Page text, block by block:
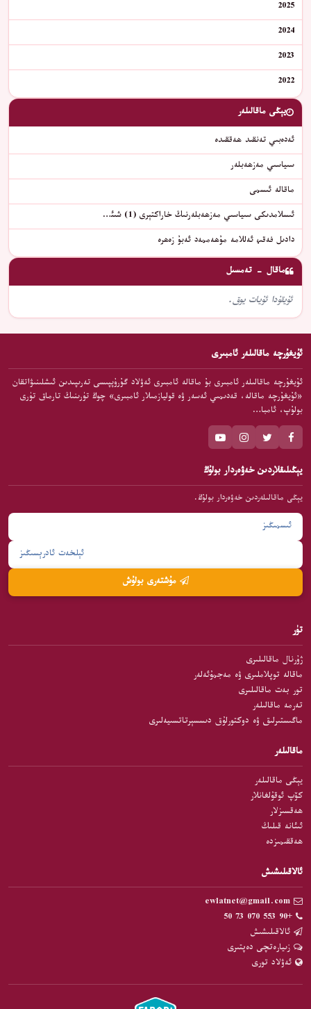
2025
2024
2023
2022
يېڭى ماقالىلەر
ئەدەبىي تەنقىد ھەققىدە
سىياسىي مەزھەبلەر
ماقالە ئىسمى
ئىسلامدىكى سىياسىي مەزھەبلەرنىڭ خاراكتېرى (1) شىئ…
دادىل فەقىھ ئەللامە مۇھەممەد ئەبۇ زەھرە
ماقال - تەمسىل
ئۇيقۇدا ئۇيات يوق.
ئۇيغۇرچە ماقالىلەر ئامبىرى
ئۇيغۇرچە ماقالىلەر ئامبىرى بۇ ماقالە ئامبىرى ئەۋلاد گۇرۇپپىسى تەرىپىدىن ئىشلىنىۋاتقان
«ئۇيغۇرچە ماقالە، قەدىمىي ئەسەر ۋە قوليازمىلار ئامبىرى» چوڭ تۈرىنىڭ تارماق تۈرى
بولۇپ، ئامبا…
يېڭىلىقلاردىن خەۋەردار بولۇڭ
يېڭى ماقالىلەردىن خەۋەردار بولۇڭ.
تۈر
ژۇرنال ماقالىلىرى
ماقالە توپلاملىرى ۋە مەجمۇئەلەر
تور بەت ماقالىلىرى
تەرمە ماقالىلەر
ماگىستىرلىق ۋە دوكتورلۇق دىسسېرتاتسىيەلىرى
ماقالىلەر
يېڭى ماقالىلەر
كۆپ ئوقۇلغانلار
ھەقسىزلار
ئىئانە قىلىڭ
ھەققىمىزدە
ئالاقىلىشىش
+90 553 070 73 50
ئالاقىلىشىش
زىيارەتچى دەپتىرى
ئەۋلاد تورى